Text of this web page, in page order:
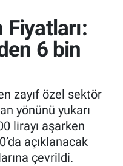
Fiyatları:
6 bin
zayıf özel sektör
yönünü yukarı
lirayı aşarken
açıklanacak
çevrildi.